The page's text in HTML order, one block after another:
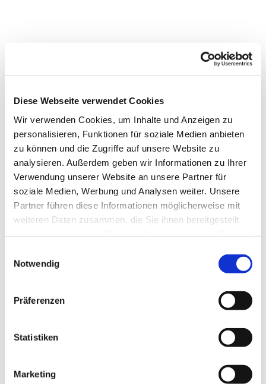
Diese Webseite verwendet Cookies
Wir verwenden Cookies, um Inhalte und Anzeigen zu
personalisieren, Funktionen für soziale Medien anbieten
zu können und die Zugriffe auf unsere Website zu
analysieren. Außerdem geben wir Informationen zu Ihrer
Verwendung unserer Website an unsere Partner für
soziale Medien, Werbung und Analysen weiter. Unsere
Partner führen diese Informationen möglicherweise mit
weiteren Daten zusammen, die Sie ihnen bereitgestellt
Notwendig
Präferenzen
Statistiken
Marketing
Dies könnte Sie auch
interessieren